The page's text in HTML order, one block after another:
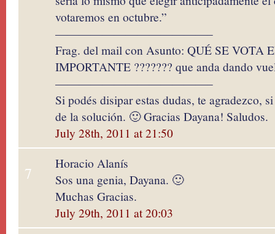
votaremos en octubre.”
—————————————–
Frag. del mail con Asunto: QUÉ SE VOTA
IMPORTANTE ???????‏ que anda
—————————————–
Si podés disipar estas dudas, te agradezco,
de la solución. 🙂 Gracias Dayana! Saludos.
July 28th, 2011 at 21:50
7
Horacio Alanís
Sos una genia, Dayana. 🙂
Muchas Gracias.
July 29th, 2011 at 20:03